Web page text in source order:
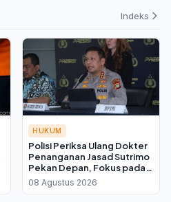
Indeks
HUKUM
Polisi Periksa Ulang Dokter
Penanganan Jasad Sutrimo
Pekan Depan, Fokus pada
Kondisi Korban
08 Agustus 2026